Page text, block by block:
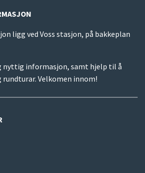
ligg ved Voss stasjon, på bakkeplan
nyttig informasjon, samt hjelp til å
Velkomen innom!